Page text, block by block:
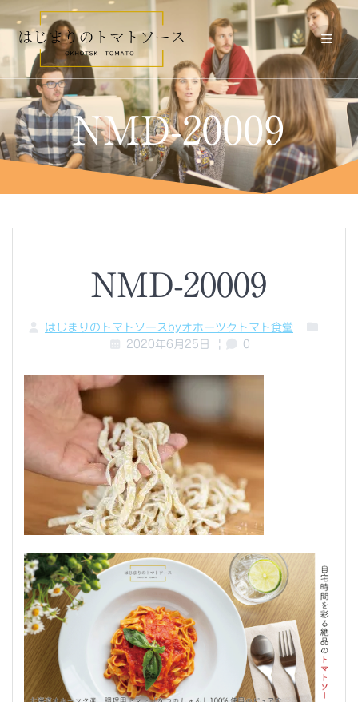
テ
ン
ツ
へ
ス
キ
ッ
プ
NMD-20009
NMD-20009
はじまりのトマトソースbyオホーツクトマト食堂
2020年6月25日
| 0